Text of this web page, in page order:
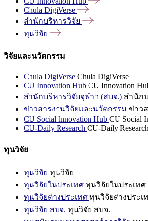
Chula DigiVerse
สำนักบริหารวิจัย
ทุนวิจัย
วิจัยและนวัตกรรม
Chula DigiVerse Chula DigiVerse
CU Innovation Hub CU Innovation
สำนักบริหารวิจัยจุฬาฯ (สบจ.) สำนัก
ข่าวสารงานวิจัยและนวัตกรรม ข่าว
CU Social Innovation Hub CU Social
CU-Daily Research CU-Daily Research
ทุนวิจัย
ทุนวิจัย ทุนวิจัย
ทุนวิจัยในประเทศ ทุนวิจัยในประเทศ
ทุนวิจัยต่างประเทศ ทุนวิจัยต่างประเ
ทุนวิจัย สบจ. ทุนวิจัย สบจ.